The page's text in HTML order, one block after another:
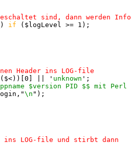
if ($logLevel >= 1);
($<))[0] || ' unknown ';
$version PID $$ mit
\n ");